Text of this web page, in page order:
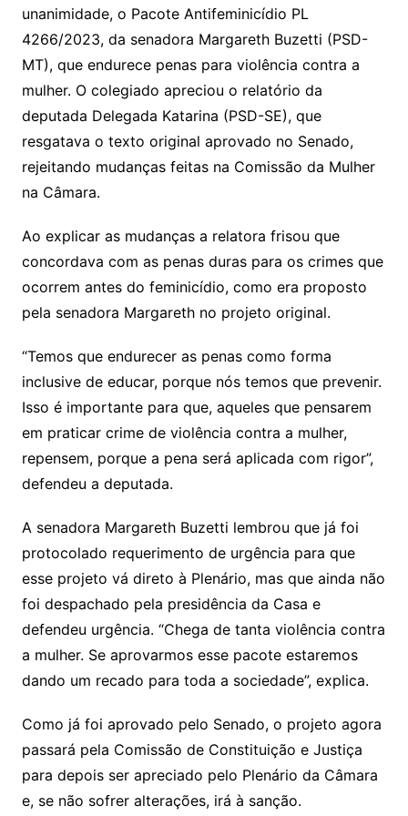
sr
o
m
e o
m
ai
l
unanimidade, o Pacote Antifeminicídio PL
4266/2023, da senadora Margareth Buzetti (PSD-
MT), que endurece penas para violência contra a
mulher. O colegiado apreciou o relatório da
deputada Delegada Katarina (PSD-SE), que
resgatava o texto original aprovado no Senado,
rejeitando mudanças feitas na Comissão da Mulher
na Câmara.
Ao explicar as mudanças a relatora frisou que
concordava com as penas duras para os crimes que
ocorrem antes do feminicídio, como era proposto
pela senadora Margareth no projeto original.
“Temos que endurecer as penas como forma
inclusive de educar, porque nós temos que prevenir.
Isso é importante para que, aqueles que pensarem
em praticar crime de violência contra a mulher,
repensem, porque a pena será aplicada com rigor”,
defendeu a deputada.
A senadora Margareth Buzetti lembrou que já foi
protocolado requerimento de urgência para que
esse projeto vá direto à Plenário, mas que ainda não
foi despachado pela presidência da Casa e
defendeu urgência. “Chega de tanta violência contra
a mulher. Se aprovarmos esse pacote estaremos
dando um recado para toda a sociedade”, explica.
Como já foi aprovado pelo Senado, o projeto agora
passará pela Comissão de Constituição e Justiça
para depois ser apreciado pelo Plenário da Câmara
e, se não sofrer alterações, irá à sanção.